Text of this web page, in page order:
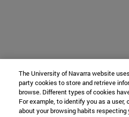
The University of Navarra website
party cookies to store and retrieve
browse. Different types of cookies
For example, to identify you as a user,
about your browsing habits respecting